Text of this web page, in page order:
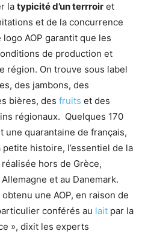
la typicité d’un terrroir et
et de la concurrence
logo AOP garantit que les
de production et
région. On trouve sous label
des jambons, des
bières, des fruits et des
régionaux. Quelques 170
une quarantaine de français,
histoire, l’essentiel de la
hors de Grèce,
et au Danemark.
une AOP, en raison de
conférés au lait par la
», dixit les experts